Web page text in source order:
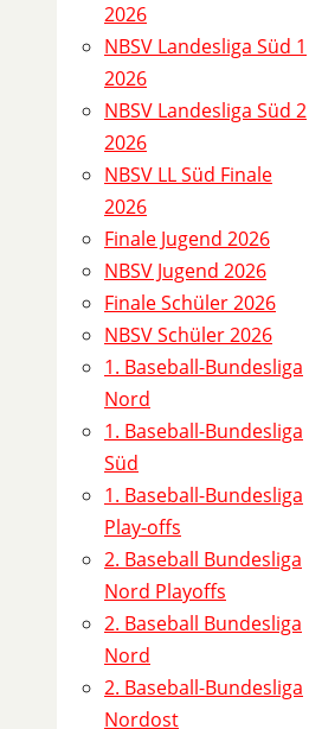
p
e
8
2
7
-
2
N
S
S
c
h
l
2026
NBSV Landesliga Süd 1
2026
NBSV Landesliga Süd 2
2026
NBSV LL Süd Finale
2026
Finale Jugend 2026
NBSV Jugend 2026
Finale Schüler 2026
NBSV Schüler 2026
1. Baseball-Bundesliga
Nord
1. Baseball-Bundesliga
Süd
1. Baseball-Bundesliga
Play-offs
2. Baseball Bundesliga
Nord Playoffs
2. Baseball Bundesliga
Nord
2. Baseball-Bundesliga
Nordost